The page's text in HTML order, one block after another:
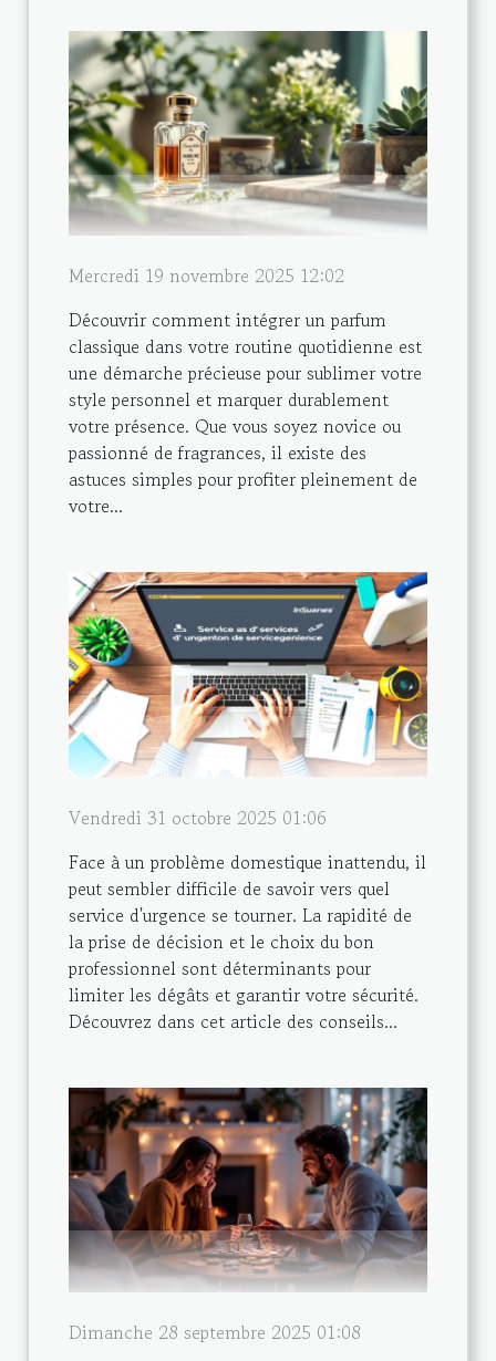
Mercredi 19 novembre 2025 12:02
Découvrir comment intégrer un parfum
classique dans votre routine quotidienne est
une démarche précieuse pour sublimer votre
style personnel et marquer durablement
votre présence. Que vous soyez novice ou
passionné de fragrances, il existe des
astuces simples pour profiter pleinement de
votre...
Vendredi 31 octobre 2025 01:06
Face à un problème domestique inattendu, il
peut sembler difficile de savoir vers quel
service d'urgence se tourner. La rapidité de
la prise de décision et le choix du bon
professionnel sont déterminants pour
limiter les dégâts et garantir votre sécurité.
Découvrez dans cet article des conseils...
Dimanche 28 septembre 2025 01:08